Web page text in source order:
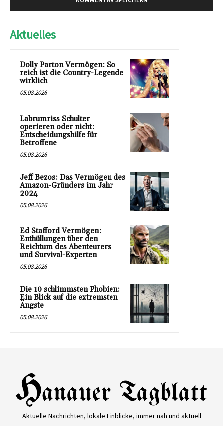
Aktuelles
Dolly Parton Vermögen: So
reich ist die Country-Legende
wirklich
05.08.2026
Labrumriss Schulter
operieren oder nicht:
Entscheidungshilfe für
Betroffene
05.08.2026
Jeff Bezos: Das Vermögen des
Amazon-Gründers im Jahr
2024
05.08.2026
Ed Stafford Vermögen:
Enthüllungen über den
Reichtum des Abenteurers
und Survival-Experten
05.08.2026
Die 10 schlimmsten Phobien:
Ein Blick auf die extremsten
Ängste
05.08.2026
Aktuelle Nachrichten, lokale Einblicke, immer nah und aktuell